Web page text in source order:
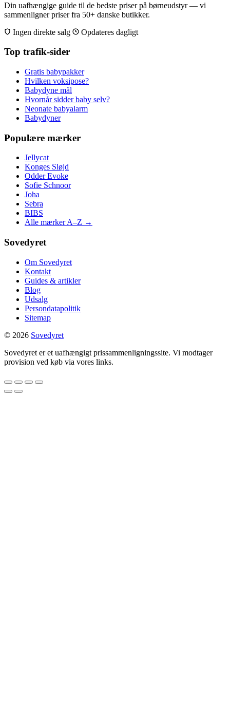
Din uafhængige guide til de bedste priser på børneudstyr — vi
sammenligner priser fra 50+ danske butikker.
Ingen direkte salg
Opdateres dagligt
Top trafik-sider
Gratis babypakker
Hvilken voksipose?
Babydyne mål
Hvornår sidder baby selv?
Neonate babyalarm
Babydyner
Populære mærker
Jellycat
Konges Sløjd
Odder Evoke
Sofie Schnoor
Joha
Sebra
BIBS
Alle mærker A–Z →
Sovedyret
Om Sovedyret
Kontakt
Guides & artikler
Blog
Udsalg
Persondatapolitik
Sitemap
© 2026 Sovedyret
Sovedyret er et uafhængigt prissammenligningssite. Vi modtager
provision ved køb via vores links.